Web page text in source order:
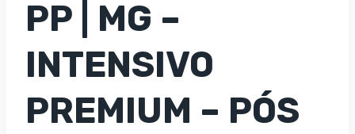
PP | MG –
INTENSIVO
PREMIUM – PÓS